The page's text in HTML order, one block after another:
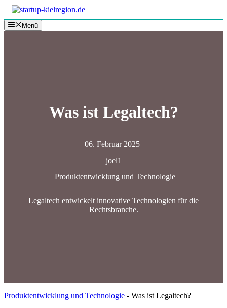
Zum
Inhalt
springenMenü
Was ist Legaltech?
06. Februar 2025
joel1
Produktentwicklung und Technologie
Legaltech entwickelt innovative Technologien für die
Rechtsbranche.
Produktentwicklung und Technologie - Was ist Legaltech?